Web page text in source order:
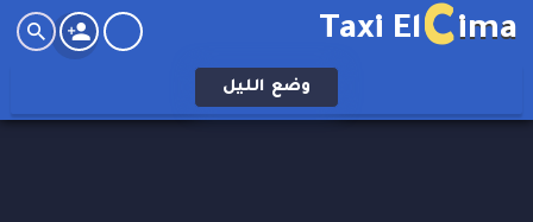
Taxi ElCima
وضع الليل